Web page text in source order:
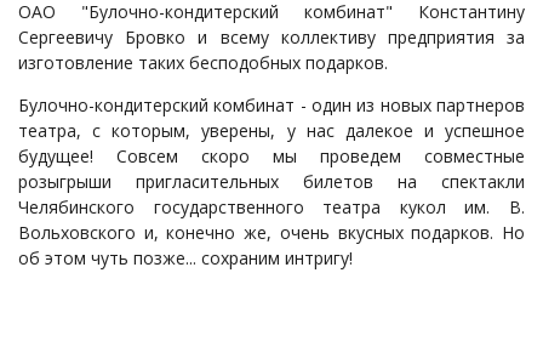
ОАО "Булочно-кондитерский комбинат" Константину
Сергеевичу Бровко и всему коллективу предприятия за
изготовление таких бесподобных подарков.
Булочно-кондитерский комбинат - один из новых партнеров
театра, с которым, уверены, у нас далекое и успешное
будущее! Совсем скоро мы проведем совместные
розыгрыши пригласительных билетов на спектакли
Челябинского государственного театра кукол им. В.
Вольховского и, конечно же, очень вкусных подарков. Но
об этом чуть позже... сохраним интригу!